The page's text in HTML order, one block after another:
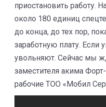
приостановить работу.
около 180 единиц
до конца, до тех пор,
заработную плату. Если
увольняют. Сейчас мы
заместителя акима
рабочие ТОО «Мобил